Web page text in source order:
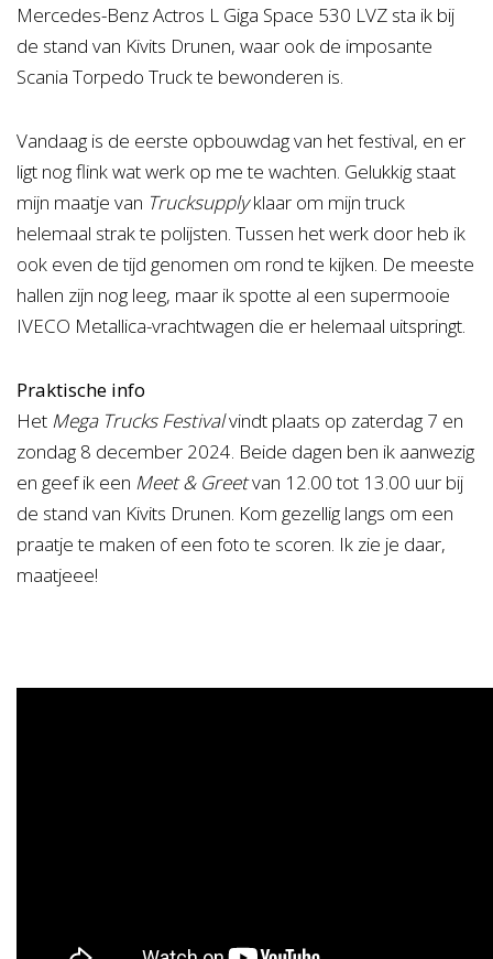
Mercedes-Benz Actros L Giga Space 530 LVZ sta ik bij
de stand van Kivits Drunen, waar ook de imposante
Scania Torpedo Truck te bewonderen is.
Vandaag is de eerste opbouwdag van het festival, en er
ligt nog flink wat werk op me te wachten. Gelukkig staat
mijn maatje van Trucksupplyklaar om mijn truck
helemaal strak te polijsten. Tussen het werk door heb ik
ook even de tijd genomen om rond te kijken. De meeste
hallen zijn nog leeg, maar ik spotte al een supermooie
IVECO Metallica-vrachtwagen die er helemaal uitspringt.
Praktische info
Het Mega Trucks Festivalvindt plaats op zaterdag 7 en
zondag 8 december 2024. Beide dagen ben ik aanwezig
en geef ik een Meet & Greetvan 12.00 tot 13.00 uur bij
de stand van Kivits Drunen. Kom gezellig langs om een
praatje te maken of een foto te scoren. Ik zie je daar,
maatjeee!